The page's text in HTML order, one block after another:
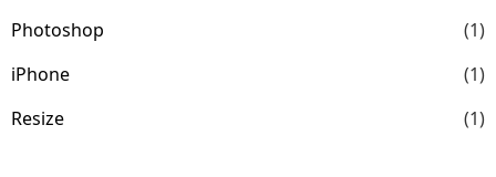
Photoshop
(1)
iPhone
(1)
Resize
(1)